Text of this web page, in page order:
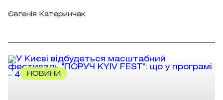
Євгенія Катеринчак
НОВИНИ